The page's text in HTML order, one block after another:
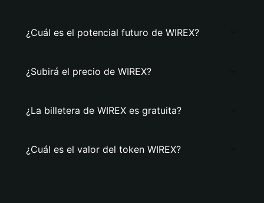
¿Cuál es el potencial futuro de WIREX?
¿Subirá el precio de WIREX?
¿La billetera de WIREX es gratuita?
¿Cuál es el valor del token WIREX?